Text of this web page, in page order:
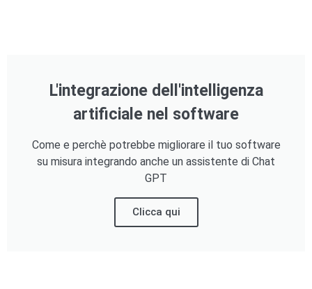
L'integrazione dell'intelligenza
artificiale nel software
Come e perchè potrebbe migliorare il tuo software
su misura integrando anche un assistente di Chat
GPT
Clicca qui